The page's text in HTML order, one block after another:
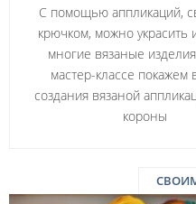
С помощью аппликаций,
крючком, можно украсить
многие вязаные
мастер-классе покажем
создания вязаной
короны